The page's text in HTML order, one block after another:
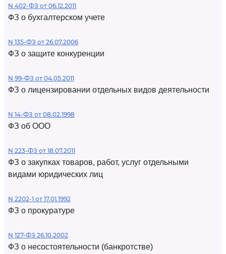
N 402-ФЗ от 06.12.2011
ФЗ о бухгалтерском учете
N 135-ФЗ от 26.07.2006
ФЗ о защите конкуренции
N 99-ФЗ от 04.05.2011
ФЗ о лицензировании отдельных видов деятельности
N 14-ФЗ от 08.02.1998
ФЗ об ООО
N 223-ФЗ от 18.07.2011
ФЗ о закупках товаров, работ, услуг отдельными
видами юридических лиц
N 2202-1 от 17.01.1992
ФЗ о прокуратуре
N 127-ФЗ 26.10.2002
ФЗ о несостоятельности (банкротстве)